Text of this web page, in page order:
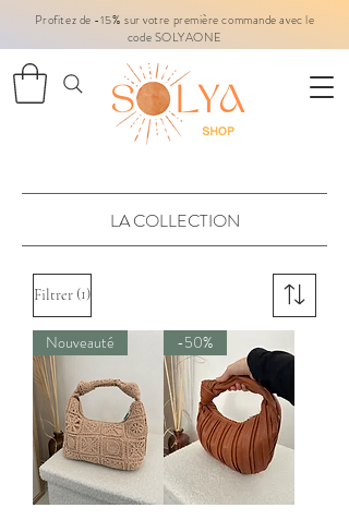
Profitez de -15% sur votre première commande avec le
code SOLYAONE
LA COLLECTION
Filtrer (1)
Nouveauté -50%